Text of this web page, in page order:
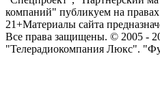
компаний" публикуем на
21+Материалы сайта
Все права защищены. © 2005 -
"Телерадиокомпания Люкс".